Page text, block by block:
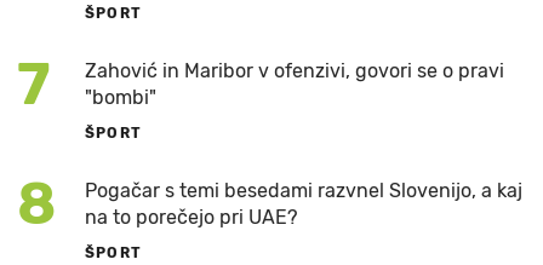
ŠPORT
7
Zahović in Maribor v ofenzivi, govori se o pravi
"bombi"
ŠPORT
8
Pogačar s temi besedami razvnel Slovenijo, a kaj
na to porečejo pri UAE?
ŠPORT